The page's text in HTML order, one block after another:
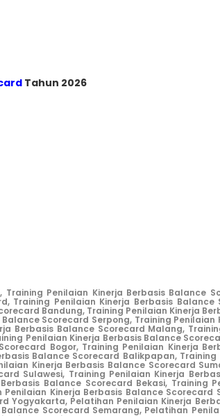
Tahun 2026
Training Penilaian Kinerja Berbasis Balance
Training Penilaian Kinerja Berbasis
Bandung, Training Penilaian Kinerja
Scorecard Serpong, Training Penilaian
Berbasis Balance Scorecard Malang,
Penilaian Kinerja Berbasis Balance
Bogor, Training Penilaian Kinerja
Balance Scorecard Balikpapan, Training
Kinerja Berbasis Balance Scorecard
Sulawesi, Training Penilaian Kinerja
Balance Scorecard Bekasi, Training
Penilaian Kinerja Berbasis Balance Scorecard
Yogyakarta, Pelatihan Penilaian Kinerja
Scorecard Semarang, Pelatihan